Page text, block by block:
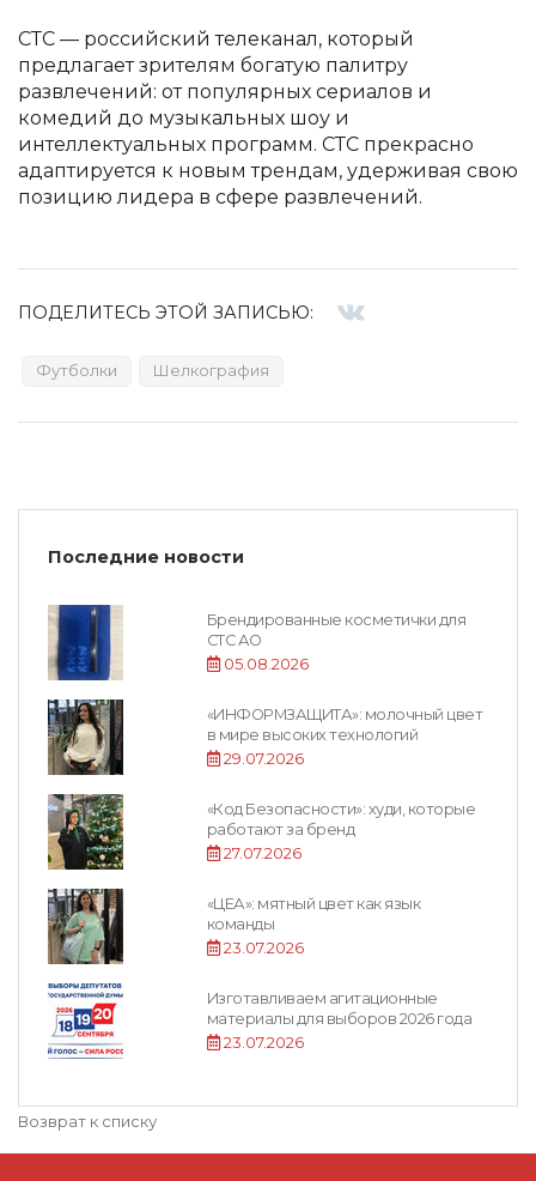
Последние новости
Брендированные косметички для
СТС АО
05.08.2026
«ИНФОРМЗАЩИТА»: молочный цвет
в мире высоких технологий
29.07.2026
«Код Безопасности»: худи, которые
работают за бренд
27.07.2026
«ЦЕА»: мятный цвет как язык
команды
23.07.2026
Изготавливаем агитационные
материалы для выборов 2026 года
23.07.2026
СТС — российский телеканал, который
предлагает зрителям богатую палитру
развлечений: от популярных сериалов и
комедий до музыкальных шоу и
интеллектуальных программ. СТС прекрасно
адаптируется к новым трендам, удерживая свою
позицию лидера в сфере развлечений.
ПОДЕЛИТЕСЬ ЭТОЙ ЗАПИСЬЮ:
Футболки Шелкография
Возврат к списку